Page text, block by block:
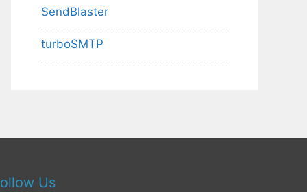
SendBlaster
turboSMTP
Us